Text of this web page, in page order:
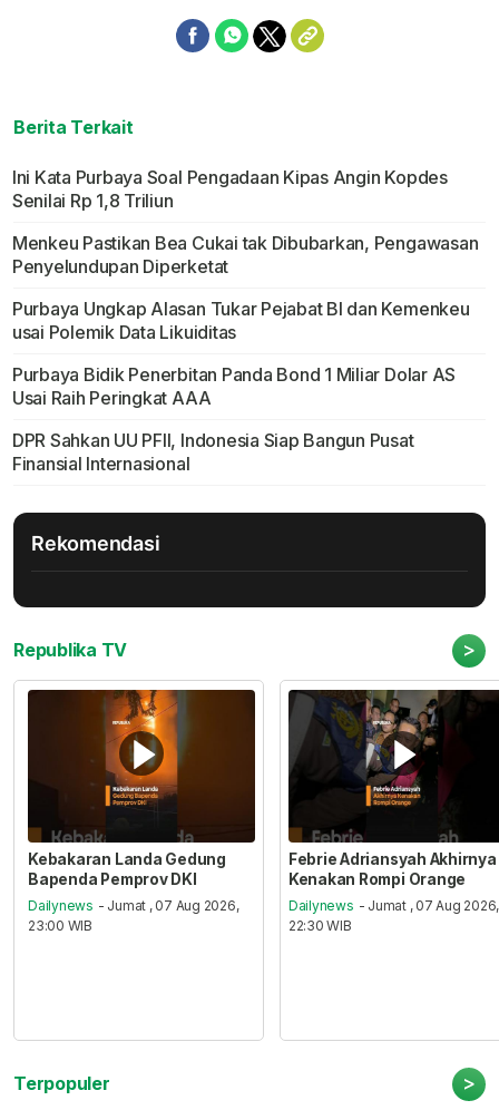
Berita Terkait
Ini Kata Purbaya Soal Pengadaan Kipas Angin Kopdes
Senilai Rp 1,8 Triliun
Menkeu Pastikan Bea Cukai tak Dibubarkan, Pengawasan
Penyelundupan Diperketat
Purbaya Ungkap Alasan Tukar Pejabat BI dan Kemenkeu
usai Polemik Data Likuiditas
Purbaya Bidik Penerbitan Panda Bond 1 Miliar Dolar AS
Usai Raih Peringkat AAA
DPR Sahkan UU PFII, Indonesia Siap Bangun Pusat
Finansial Internasional
Rekomendasi
Republika TV >
Kebakaran Landa Gedung
Bapenda Pemprov DKI
Dailynews - Jumat , 07 Aug 2026,
23:00 WIB
Febrie Adriansyah Akhirnya
Kenakan Rompi Orange
Dailynews - Jumat , 07 Aug 2026,
22:30 WIB
Terpopuler >